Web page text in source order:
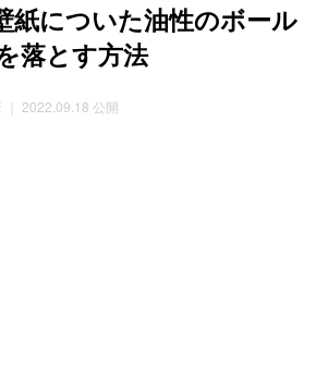
紙についた油性のボール
落とす方法
｜ 2022.09.18 公開